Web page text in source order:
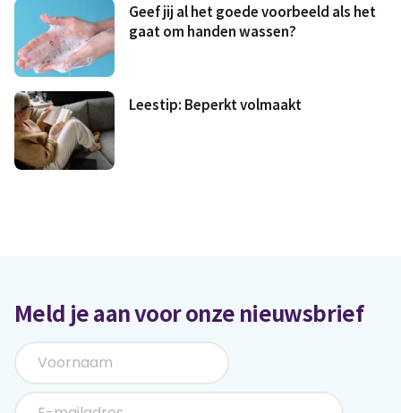
Geef jij al het goede voorbeeld als het
gaat om handen wassen?
Leestip: Beperkt volmaakt
Meld je aan voor onze nieuwsbrief